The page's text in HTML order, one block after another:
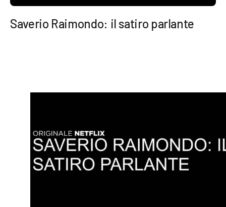
Saverio Raimondo: il satiro parlante